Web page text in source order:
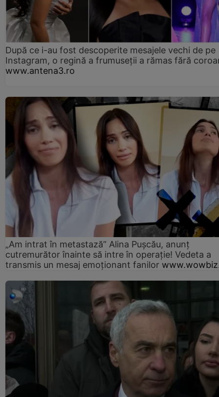
După ce i-au fost descoperite mesajele vechi de pe
Instagram, o regină a frumuseții a rămas fără
www.antena3.ro
„Am intrat în metastază” Alina Pușcău, anunț
cutremurător înainte să intre în operație! Vedeta a
transmis un mesaj emoționant fanilor